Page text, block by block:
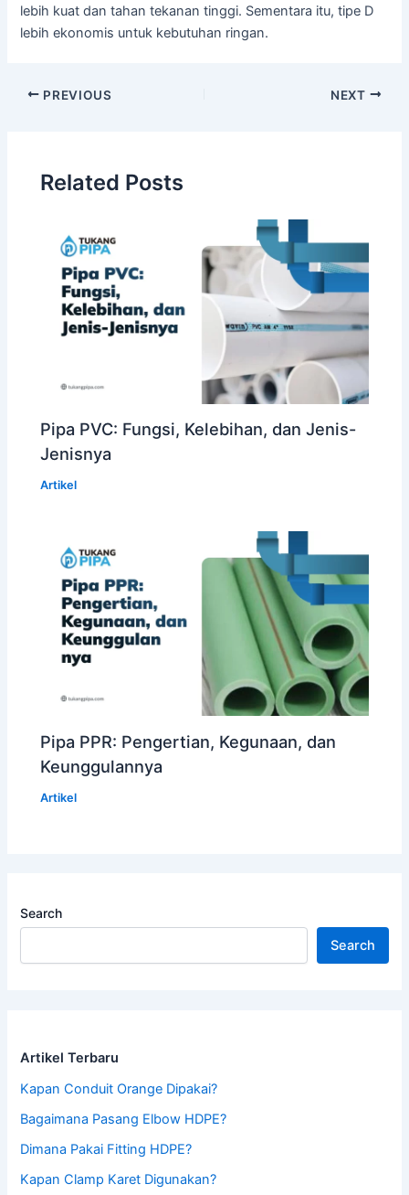
lebih kuat dan tahan tekanan tinggi. Sementara itu, tipe D
lebih ekonomis untuk kebutuhan ringan.
PREVIOUS NEXT
Related Posts
Pipa PVC: Fungsi, Kelebihan, dan Jenis-
Jenisnya
Artikel
Pipa PPR: Pengertian, Kegunaan, dan
Keunggulannya
Artikel
Search
Search
Artikel Terbaru
Kapan Conduit Orange Dipakai?
Bagaimana Pasang Elbow HDPE?
Dimana Pakai Fitting HDPE?
Kapan Clamp Karet Digunakan?